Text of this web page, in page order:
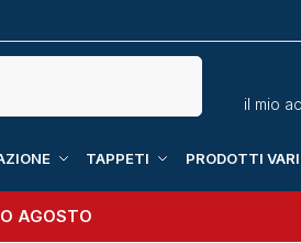
il mio
TAPPETI PRODOTTI
AGOSTO